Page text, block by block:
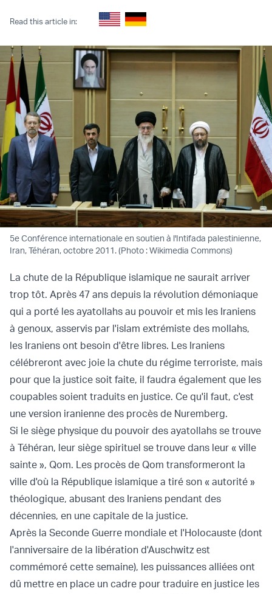
Read this article in:
5e Conférence internationale en soutien à l'Intifada palestinienne,
Iran, Téhéran, octobre 2011. (Photo : Wikimedia Commons)
La chute de la République islamique ne saurait arriver
trop tôt. Après 47 ans depuis la révolution démoniaque
qui a porté les ayatollahs au pouvoir et mis les Iraniens
à genoux, asservis par l'islam extrémiste des mollahs,
les Iraniens ont besoin d'être libres. Les Iraniens
célébreront avec joie la chute du régime terroriste, mais
pour que la justice soit faite, il faudra également que les
coupables soient traduits en justice. Ce qu'il faut, c'est
une version iranienne des procès de Nuremberg.
Si le siège physique du pouvoir des ayatollahs se trouve
à Téhéran, leur siège spirituel se trouve dans leur « ville
sainte », Qom. Les procès de Qom transformeront la
ville d'où la République islamique a tiré son « autorité »
théologique, abusant des Iraniens pendant des
décennies, en une capitale de la justice.
Après la Seconde Guerre mondiale et l'Holocauste (dont
l'anniversaire de la libération d'Auschwitz est
commémoré cette semaine), les puissances alliées ont
dû mettre en place un cadre pour traduire en justice les